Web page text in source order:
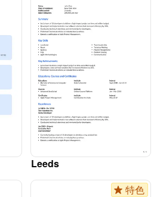
Leeds
特色